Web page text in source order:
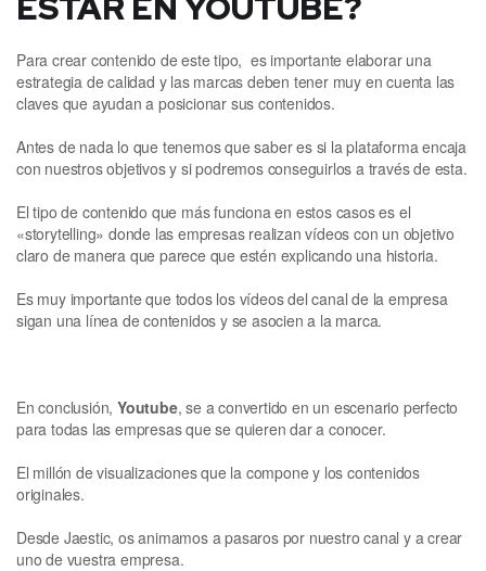
Para crear contenido de este tipo, es importante elaborar una
estrategia de calidad y las marcas deben tener muy en cuenta las
claves que ayudan a posicionar sus contenidos.
Antes de nada lo que tenemos que saber es si la plataforma encaja
con nuestros objetivos y si podremos conseguirlos a través de esta.
El tipo de contenido que más funciona en estos casos es el
«storytelling» donde las empresas realizan vídeos con un objetivo
claro de manera que parece que estén explicando una historia.
Es muy importante que todos los vídeos del canal de la empresa
sigan una línea de contenidos y se asocien a la marca.
En conclusión, Youtube, se a convertido en un escenario perfecto
para todas las empresas que se quieren dar a conocer.
El millón de visualizaciones que la compone y los contenidos
originales.
Desde Jaestic, os animamos a pasaros por nuestro canal y a crear
uno de vuestra empresa.